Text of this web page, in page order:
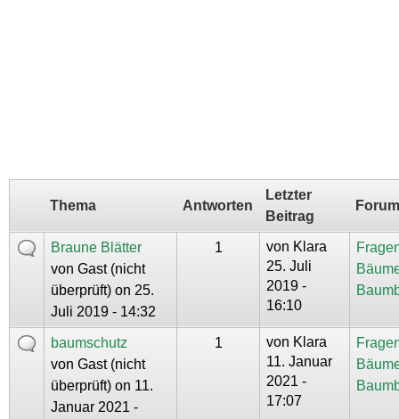
Thema Antworten
Letzter
Beitrag
Forum
Braune Blätter
von Gast (nicht
überprüft) on 25.
Juli 2019 - 14:32
1 von Klara
25. Juli
2019 -
16:10
baumschutz
von Gast (nicht
überprüft) on 11.
Januar 2021 -
1 von Klara
11. Januar
2021 -
17:07